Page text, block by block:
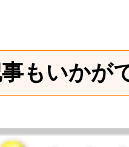
もいかが